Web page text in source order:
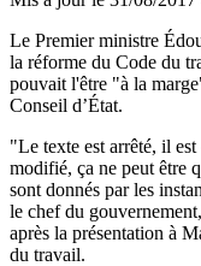
Le Premier ministre
la réforme du Code du
pouvait l'être "à la
Conseil d’État.
"Le texte est arrêté, il
modifié, ça ne peut être
sont donnés par les
le chef du
après la présentation à
du travail.